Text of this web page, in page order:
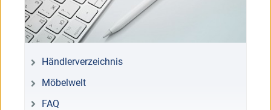
Händlerverzeichnis
Möbelwelt
FAQ